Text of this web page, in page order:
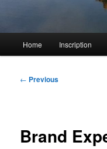
Home Inscription
Post
← Previous
Brand